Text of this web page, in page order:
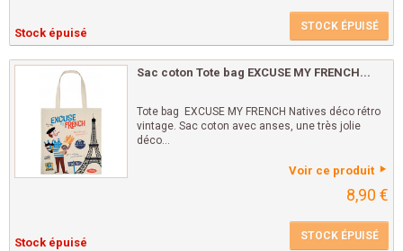
Stock épuisé STOCK ÉPUISÉ
Sac coton Tote bag EXCUSE MY FRENCH...
Tote bag EXCUSE MY FRENCH Natives déco rétro
vintage. Sac coton avec anses, une très jolie
déco...
Voir ce produit
8,90 €
Stock épuisé STOCK ÉPUISÉ